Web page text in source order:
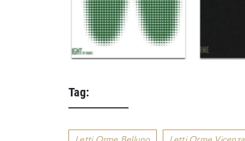
Tag: